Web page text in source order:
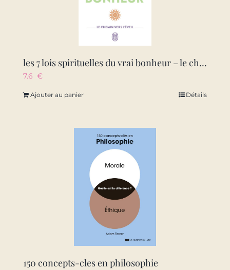
les 7 lois spirituelles du vrai bonheur – le chemin vers l’eveil
7.6 €
Ajouter au panier Détails
150 concepts-cles en philosophie